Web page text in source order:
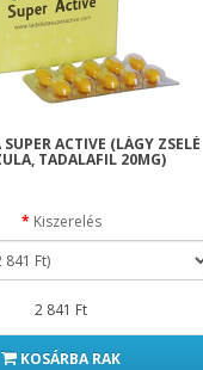
ACTIVE (LÁGY ZSELÉ
TADALAFIL 20MG)
Kiszerelés
2 841 Ft
KOSÁRBA RAK